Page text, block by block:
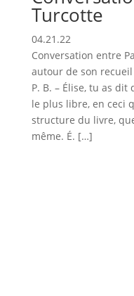
Turcotte
04.21.22
Conversation entre
autour de son
P. B. – Élise, tu as
le plus libre, en ceci
structure du livre,
même. É. […]